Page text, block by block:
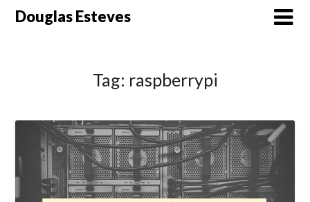
SkipDouglas Esteves
Tag: raspberrypi